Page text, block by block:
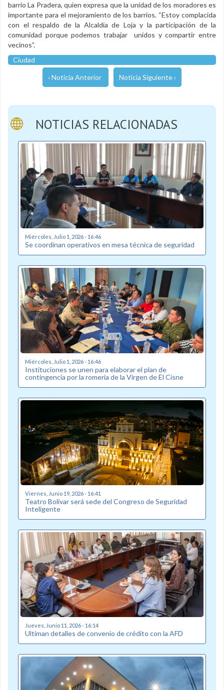
barrio La Pradera, quien expresa que la unidad de los moradores es
importante para el mejoramiento de los barrios. “Estoy complacida
con el respaldo de la Alcaldía de Loja y la participación de la
comunidad porque podemos trabajar unidos y compartir entre
vecinos”.
Ciudad
‹ Noticia Anterior Noticia Siguiente ›
NOTICIAS RELACIONADAS
Miércoles, Julio 1, 2026 - 16:46
Se coordinan operativos en mesa técnica de seguridad
Miércoles, Julio 1, 2026 - 16:46
Instituciones se unen para elaborar el plan de
contingencia por la romería de la Virgen de El Cisne
Viernes, Junio 19, 2026 - 16:41
Teatro Bolívar será sede del Congreso de Seguridad
Inteligente
Jueves, Junio 11, 2026 - 16:14
Ultiman detalles de convenio de crédito con la AFD